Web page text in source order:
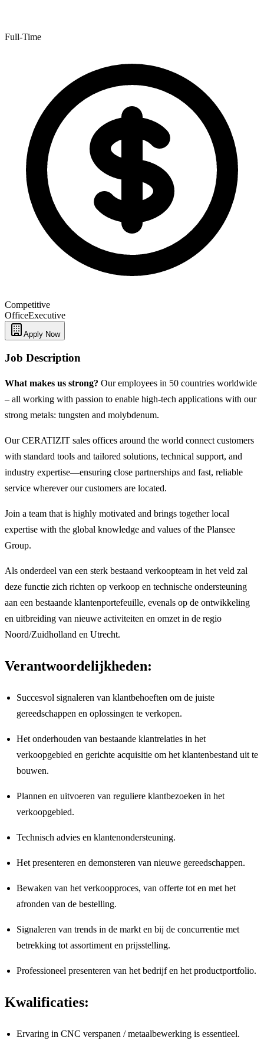
Full-Time
Competitive
OfficeExecutive
Apply Now
Job Description
What makes us strong? Our employees in 50 countries worldwide
– all working with passion to enable high-tech applications with our
strong metals: tungsten and molybdenum.
Our CERATIZIT sales offices around the world connect customers
with standard tools and tailored solutions, technical support, and
industry expertise—ensuring close partnerships and fast, reliable
service wherever our customers are located.
Join a team that is highly motivated and brings together local
expertise with the global knowledge and values of the Plansee
Group.
Als onderdeel van een sterk bestaand verkoopteam in het veld zal
deze functie zich richten op verkoop en technische ondersteuning
aan een bestaande klantenportefeuille, evenals op de ontwikkeling
en uitbreiding van nieuwe activiteiten en omzet in de regio
Noord/Zuidholland en Utrecht.
Verantwoordelijkheden:
Succesvol signaleren van klantbehoeften om de juiste
gereedschappen en oplossingen te verkopen.
Het onderhouden van bestaande klantrelaties in het
verkoopgebied en gerichte acquisitie om het klantenbestand uit te
bouwen.
Plannen en uitvoeren van reguliere klantbezoeken in het
verkoopgebied.
Technisch advies en klantenondersteuning.
Het presenteren en demonsteren van nieuwe gereedschappen.
Bewaken van het verkoopproces, van offerte tot en met het
afronden van de bestelling.
Signaleren van trends in de markt en bij de concurrentie met
betrekking tot assortiment en prijsstelling.
Professioneel presenteren van het bedrijf en het productportfolio.
Kwalificaties:
Ervaring in CNC verspanen / metaalbewerking is essentieel.